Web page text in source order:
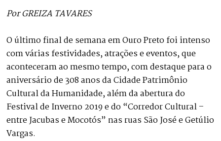
Por GREIZA TAVARES
O último final de semana em Ouro Preto foi intenso
com várias festividades, atrações e eventos, que
aconteceram ao mesmo tempo, com destaque para o
aniversário de 308 anos da Cidade Patrimônio
Cultural da Humanidade, além da abertura do
Festival de Inverno 2019 e do “Corredor Cultural –
entre Jacubas e Mocotós” nas ruas São José e Getúlio
Vargas.